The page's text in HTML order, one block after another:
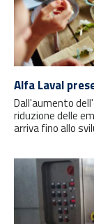
Alfa Laval
Dall'aumento
riduzione delle
arriva fino allo